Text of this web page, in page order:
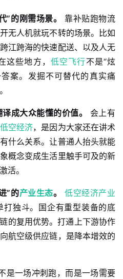
”的刚需场景。
靠补贴跑物流
无人机就玩不转的场景。比如
江跨海的快速配送、以及人无
这些地方， 低空飞行不是“炫
案。发掘不可替代的真实痛
。
成大众能懂的价值。
会上有
低空经济，是因为大家还在讲术
什么关系。让普通人抬头就能
概念变成生活里触手可及的新
活。
”的产业生态。
低空经济产业
独斗。国企有重型装备的底
的复用优势。打通上下游协作
航空级供应链，是降本增效的
是一场冲刺跑，而是一场需要